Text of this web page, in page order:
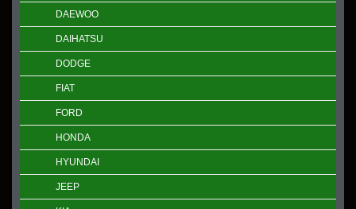
DAEWOO
DAIHATSU
DODGE
FIAT
FORD
HONDA
HYUNDAI
JEEP